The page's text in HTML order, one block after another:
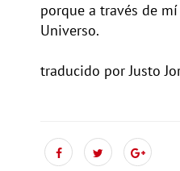
porque a través de
Universo.
traducido por Justo